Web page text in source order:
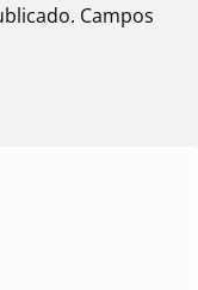
Campos